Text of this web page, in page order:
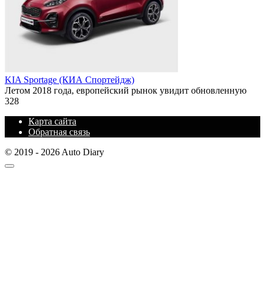
KIA Sportage (КИА Спортейдж)
Летом 2018 года, европейский рынок увидит обновленную
328
Карта сайта
Обратная связь
© 2019 - 2026 Auto Diary